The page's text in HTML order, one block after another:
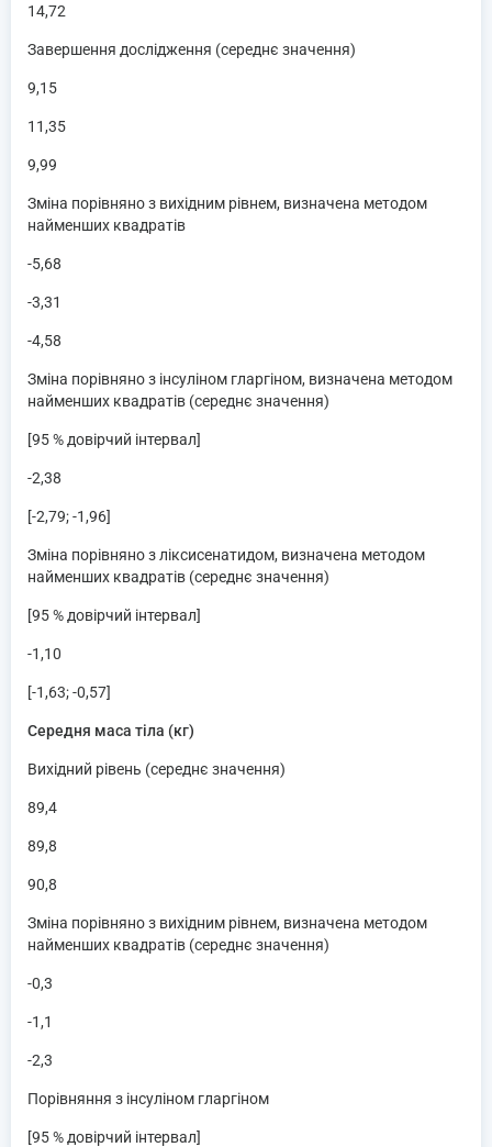
14,72
Завершення дослідження (середнє значення)
9,15
11,35
9,99
Зміна порівняно з вихідним рівнем, визначена методом
найменших квадратів
-5,68
-3,31
-4,58
Зміна порівняно з інсуліном гларгіном, визначена методом
найменших квадратів (середнє значення)
[95 % довірчий інтервал]
-2,38
[-2,79; -1,96]
Зміна порівняно з ліксисенатидом, визначена методом
найменших квадратів (середнє значення)
[95 % довірчий інтервал]
-1,10
[-1,63; -0,57]
Середня маса тіла (кг)
Вихідний рівень (середнє значення)
89,4
89,8
90,8
Зміна порівняно з вихідним рівнем, визначена методом
найменших квадратів (середнє значення)
-0,3
-1,1
-2,3
Порівняння з інсуліном гларгіном
[95 % довірчий інтервал]